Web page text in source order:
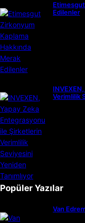
Edilenler
Verimlilik
Popüler Yazılar
Van